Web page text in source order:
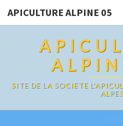
APICULTURE ALPINE 05
SITE DE LA SOCIETE
ALPES